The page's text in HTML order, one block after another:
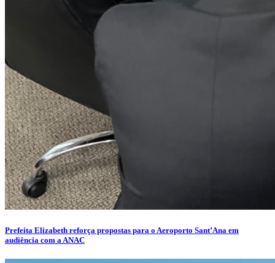
Prefeita Elizabeth reforça propostas para o Aeroporto Sant’Ana em
audiência com a ANAC